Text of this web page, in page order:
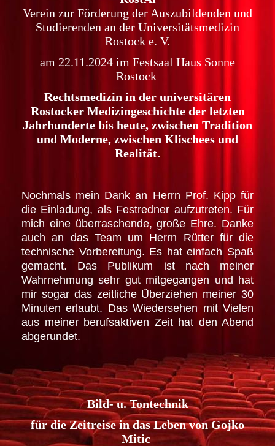
Verein zur Förderung der Auszubildenden und
Studierenden an der Universitätsmedizin
Rostock e. V.
am 22.11.2024 im Festsaal Haus Sonne
Rostock
Rechtsmedizin in der universitären
Rostocker Medizingeschichte der letzten
Jahrhunderte bis heute, zwischen Tradition
und Moderne, zwischen Klischees und
Realität.
Nochmals mein Dank an Herrn Prof. Kipp für
die Einladung, als Festredner aufzutreten. Für
mich eine überraschende, große Ehre. Danke
auch an das Team um Herrn Rütter für die
technische Vorbereitung. Es hat einfach Spaß
gemacht. Das Publikum ist nach meiner
Wahrnehmung sehr gut mitgegangen und hat
mir sogar das zeitliche Überziehen meiner 30
Minuten erlaubt. Das Wiedersehen mit Vielen
aus meiner berufsaktiven Zeit hat den Abend
abgerundet.
Bild- u. Tontechnik
für die Zeitreise in das Leben von Gojko
Mitic